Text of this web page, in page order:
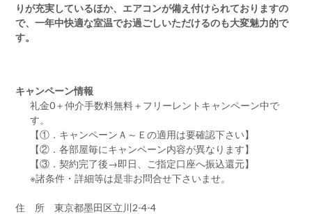
りが充実しているほか、エアコンが備え付けられておりますの
で、一年中快適な室温でお過ごしいただけるのも大変魅力的で
す。
キャンペーン情報
礼金0＋仲介手数料無料＋ フリーレント キャンペーン中で
す。
【①．キャンペーンＡ～Ｅの適用は要確認下さい】
【②．各部屋毎にキャンペーン内容が異なります】
【③．契約完了後→即日、ご指定口座へ振込還元】
※諸条件・詳細等は是非お問合せ下さいませ。
住 所 東京都墨田区立川2-4-4